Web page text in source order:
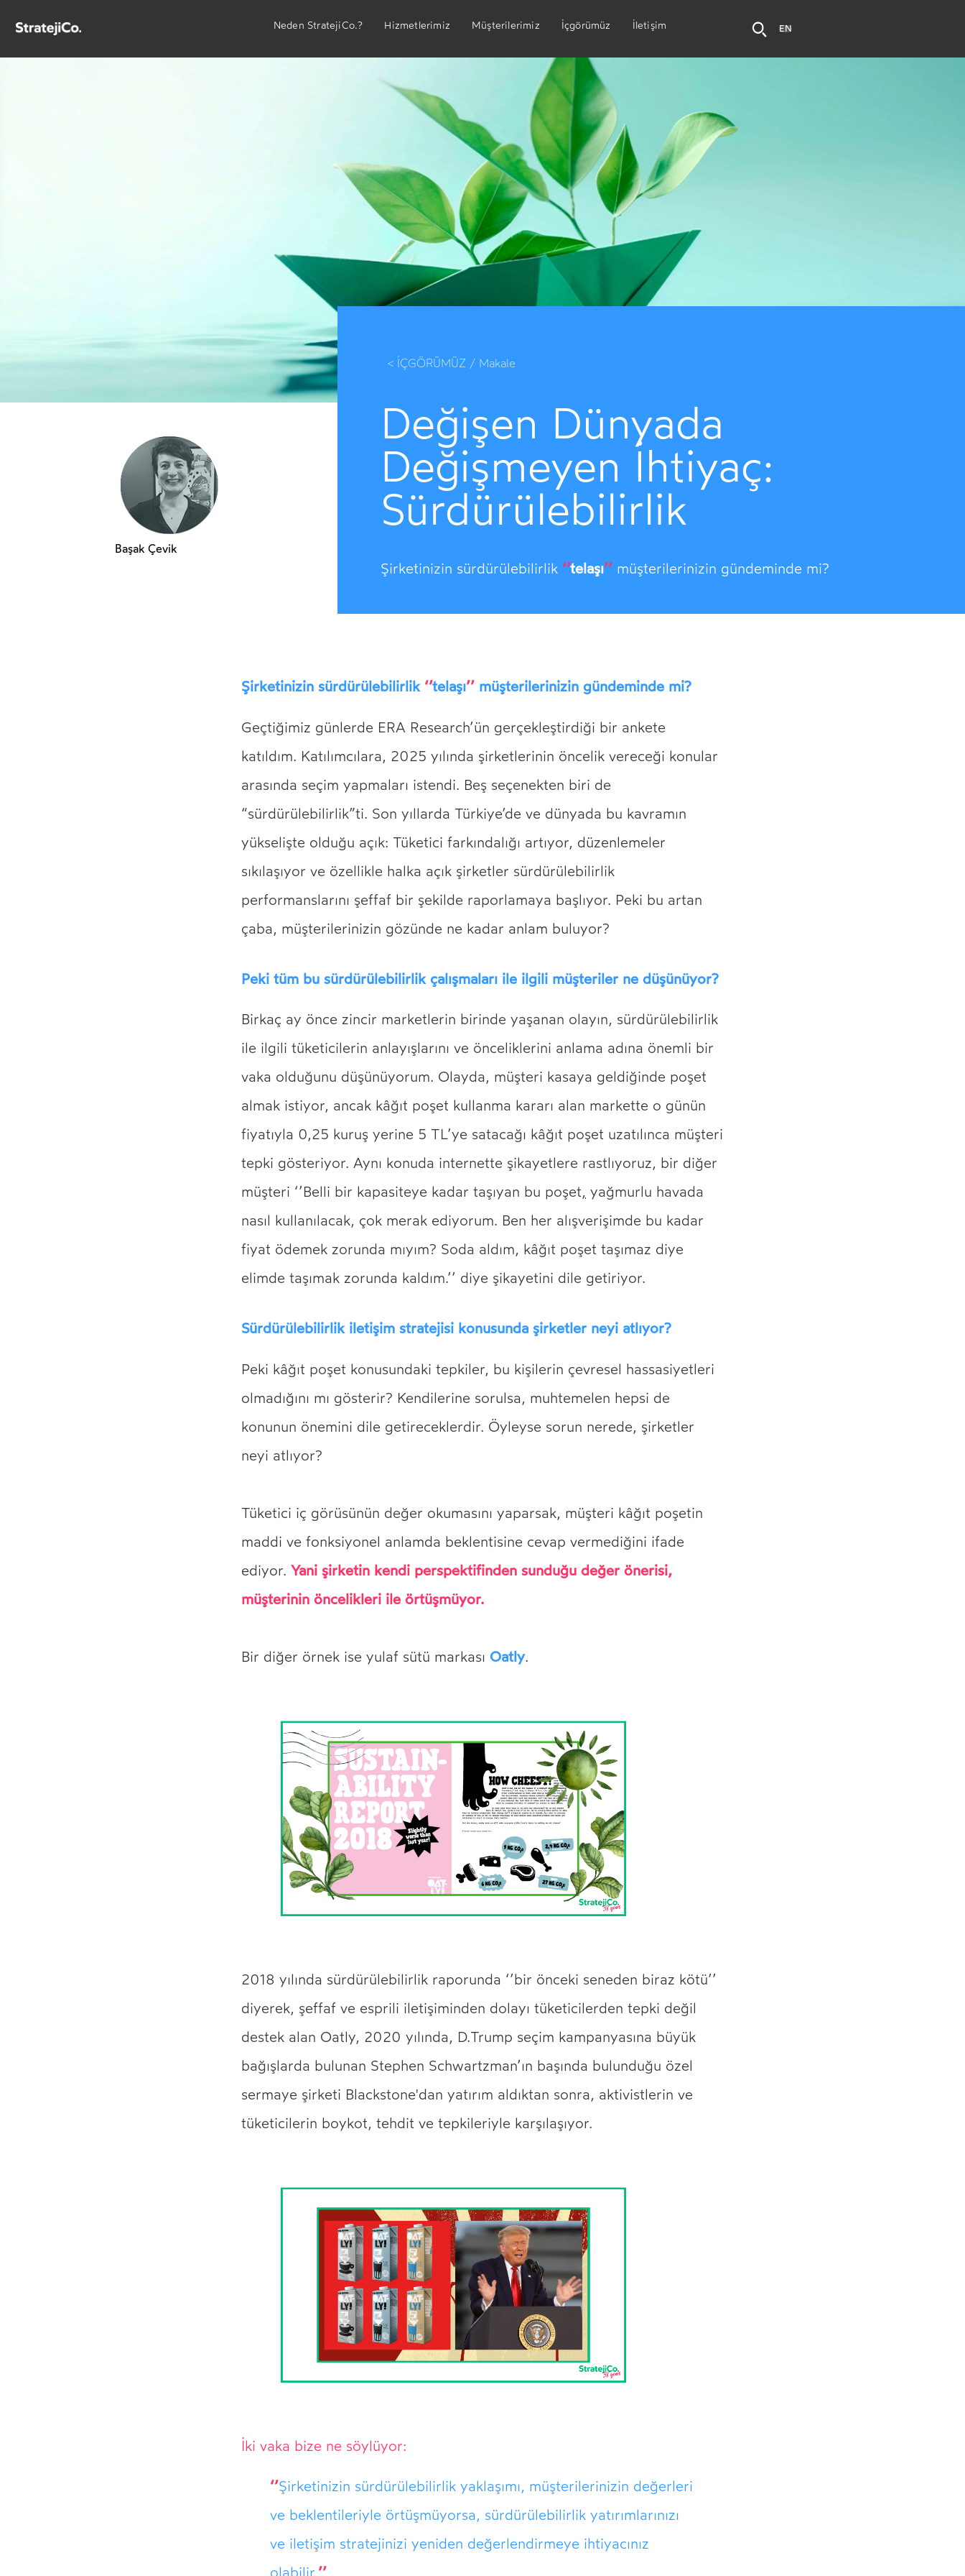
Neden StratejiCo.? Hizmetlerimiz Müşterilerimiz İçgörümüz İletişim EN
Kriz ve İtibar Yönetimi
Ekibimiz
< İÇGÖRÜMÜZ / Makale
Değişen Dünyada
Değişmeyen İhtiyaç:
Sürdürülebilirlik
Şirketinizin sürdürülebilirlik ‘’telaşı’’ müşterilerinizin gündeminde mi?
Başak Çevik
Şirketinizin sürdürülebilirlik ‘’telaşı’’ müşterilerinizin gündeminde mi?
Geçtiğimiz günlerde ERA Research’ün gerçekleştirdiği bir ankete
katıldım. Katılımcılara, 2025 yılında şirketlerinin öncelik vereceği konular
arasında seçim yapmaları istendi. Beş seçenekten biri de
“sürdürülebilirlik”ti. Son yıllarda Türkiye’de ve dünyada bu kavramın
yükselişte olduğu açık: Tüketici farkındalığı artıyor, düzenlemeler
sıkılaşıyor ve özellikle halka açık şirketler sürdürülebilirlik
performanslarını şeffaf bir şekilde raporlamaya başlıyor. Peki bu artan
çaba, müşterilerinizin gözünde ne kadar anlam buluyor?
Peki tüm bu sürdürülebilirlik çalışmaları ile ilgili müşteriler ne düşünüyor?
Birkaç ay önce zincir marketlerin birinde yaşanan olayın, sürdürülebilirlik
ile ilgili tüketicilerin anlayışlarını ve önceliklerini anlama adına önemli bir
vaka olduğunu düşünüyorum. Olayda, müşteri kasaya geldiğinde poşet
almak istiyor, ancak kâğıt poşet kullanma kararı alan markette o günün
fiyatıyla 0,25 kuruş yerine 5 TL’ye satacağı kâğıt poşet uzatılınca müşteri
tepki gösteriyor. Aynı konuda internette şikayetlere rastlıyoruz, bir diğer
müşteri ‘’Belli bir kapasiteye kadar taşıyan bu poşet, yağmurlu havada
nasıl kullanılacak, çok merak ediyorum. Ben her alışverişimde bu kadar
fiyat ödemek zorunda mıyım? Soda aldım, kâğıt poşet taşımaz diye
elimde taşımak zorunda kaldım.’’ diye şikayetini dile getiriyor.
Sürdürülebilirlik iletişim stratejisi konusunda şirketler neyi atlıyor?
Peki kâğıt poşet konusundaki tepkiler, bu kişilerin çevresel hassasiyetleri
olmadığını mı gösterir? Kendilerine sorulsa, muhtemelen hepsi de
konunun önemini dile getireceklerdir. Öyleyse sorun nerede, şirketler
neyi atlıyor?
Tüketici iç görüsünün değer okumasını yaparsak, müşteri kâğıt poşetin
maddi ve fonksiyonel anlamda beklentisine cevap vermediğini ifade
ediyor. Yani şirketin kendi perspektifinden sunduğu değer önerisi,
müşterinin öncelikleri ile örtüşmüyor.
Bir diğer örnek ise yulaf sütü markası Oatly.
2018 yılında sürdürülebilirlik raporunda ‘’bir önceki seneden biraz kötü’’
diyerek, şeffaf ve esprili iletişiminden dolayı tüketicilerden tepki değil
destek alan Oatly, 2020 yılında, D.Trump seçim kampanyasına büyük
bağışlarda bulunan Stephen Schwartzman’ın başında bulunduğu özel
sermaye şirketi Blackstone'dan yatırım aldıktan sonra, aktivistlerin ve
tüketicilerin boykot, tehdit ve tepkileriyle karşılaşıyor.
İki vaka bize ne söylüyor:
‘’Şirketinizin sürdürülebilirlik yaklaşımı, müşterilerinizin değerleri
ve beklentileriyle örtüşmüyorsa, sürdürülebilirlik yatırımlarınızı
ve iletişim stratejinizi yeniden değerlendirmeye ihtiyacınız
’’